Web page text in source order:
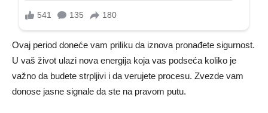
Ovaj period doneće vam priliku da iznova pronađete sigurnost.
U vaš život ulazi nova energija koja vas podseća koliko je
važno da budete strpljivi i da verujete procesu. Zvezde vam
donose jasne signale da ste na pravom putu.